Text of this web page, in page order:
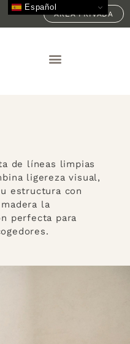
ÁREA PRIVADA
de líneas limpias
ligereza visual,
estructura con
la
perfecta para
Español